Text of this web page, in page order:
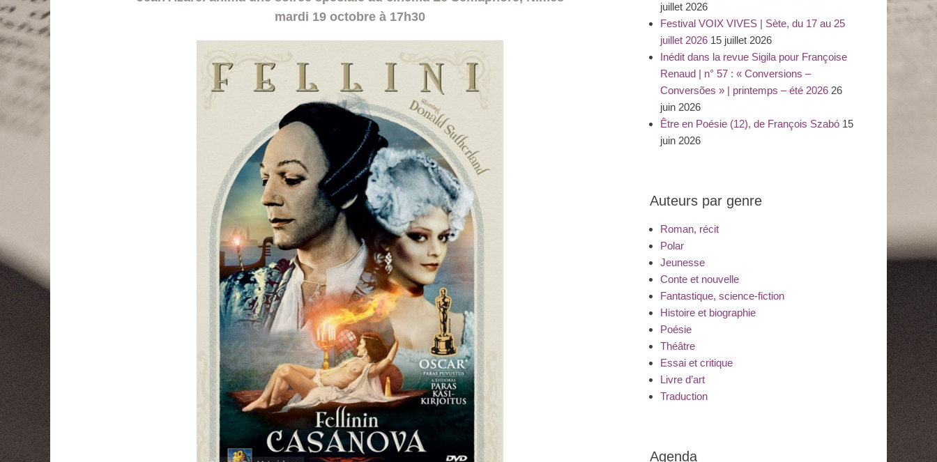
mardi 19 octobre à 17h30
juillet 2026
Festival VOIX VIVES | Sète, du 17 au 25
juillet 2026 15 juillet 2026
Inédit dans la revue Sigila pour Françoise
Renaud | n° 57 : « Conversions –
Conversões » | printemps – été 2026 26
juin 2026
Être en Poésie (12), de François Szabó 15
juin 2026
Auteurs par genre
Roman, récit
Polar
Jeunesse
Conte et nouvelle
Fantastique, science-fiction
Histoire et biographie
Poésie
Théâtre
Essai et critique
Livre d’art
Traduction
Agenda